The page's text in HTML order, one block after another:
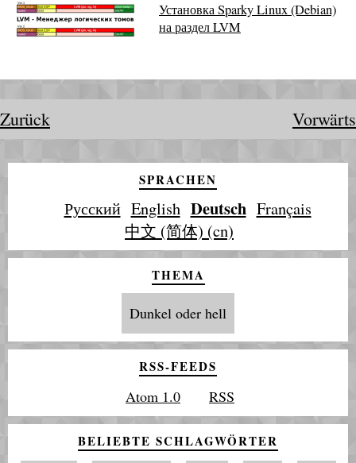
Установка Sparky Linux (Debian)
на раздел LVM
Zurück Vorwärts
SPRACHEN
Русский English Deutsch Français
中文 (简体) (cn)
THEMA
Dunkel oder hell
RSS-FEEDS
Atom 1.0 RSS
BELIEBTE SCHLAGWÖRTER